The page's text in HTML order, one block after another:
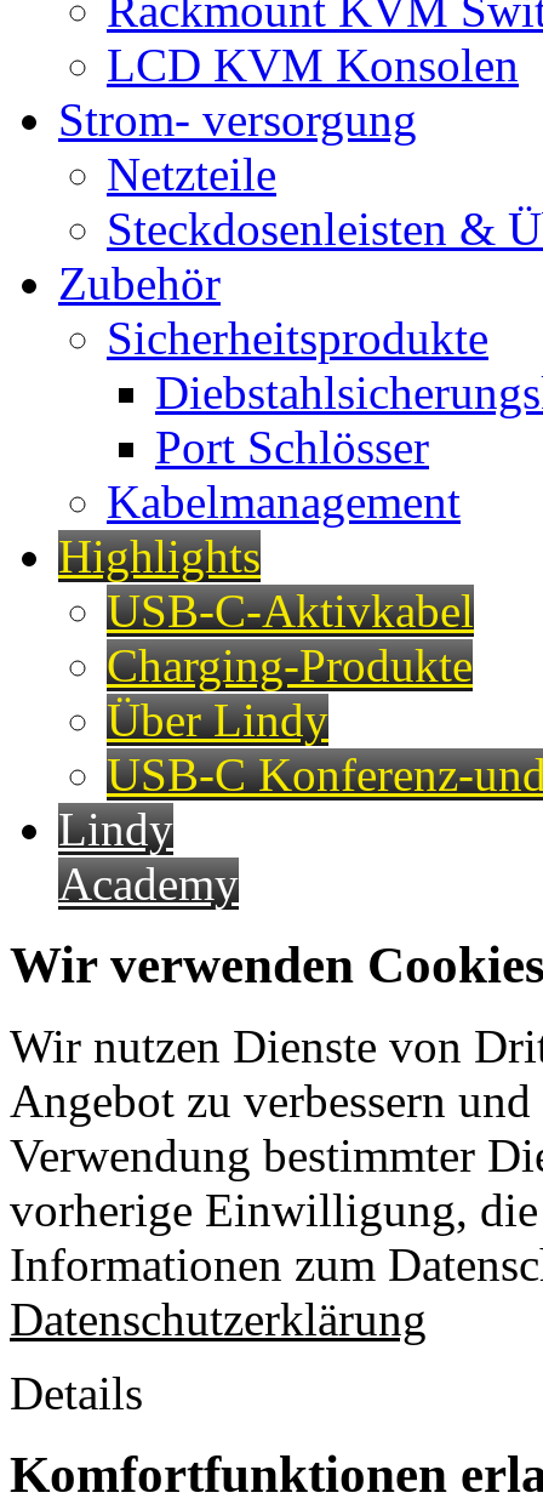
LCD KVM Konsolen
Strom- versorgung
Netzteile
Steckdosenleisten &
Zubehör
Sicherheitsprodukte
Port Schlösser
Kabelmanagement
Highlights
USB-C-Aktivkabel
Charging-Produkte
Über Lindy
USB-C Konferenz-
Lindy
Academy
Wir verwenden
Wir nutzen Dienste von
Angebot zu verbessern
Verwendung bestimmter
vorherige Einwilligung,
Informationen zum
Datenschutzerklärung
Details
Komfortfunktionen